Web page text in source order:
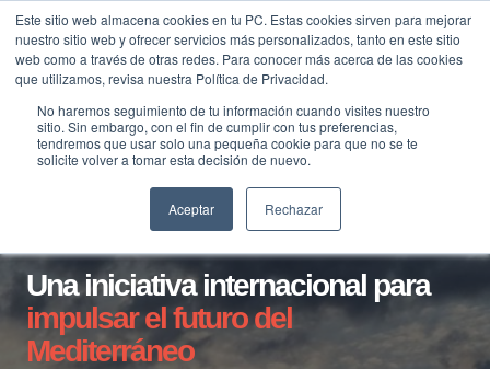
Este sitio web almacena cookies en tu PC. Estas cookies sirven para mejorar
nuestro sitio web y ofrecer servicios más personalizados, tanto en este sitio
web como a través de otras redes. Para conocer más acerca de las cookies
que utilizamos, revisa nuestra Política de Privacidad.
No haremos seguimiento de tu información cuando visites nuestro
sitio. Sin embargo, con el fin de cumplir con tus preferencias,
tendremos que usar solo una pequeña cookie para que no se te
solicite volver a tomar esta decisión de nuevo.
Aceptar Rechazar
Saltar
contenido
iM:PACT, Innovations for the
Una iniciativa internacional para
impulsar el futuro del
Mediterráneo
Traducir »